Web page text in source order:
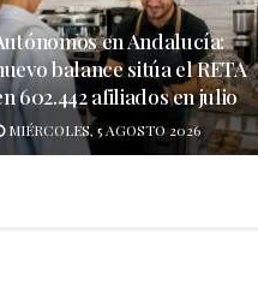
en Andalucía:
balance sitúa el RETA
602.442 afiliados en julio
MIÉRCOLES, 5 AGOSTO 2026